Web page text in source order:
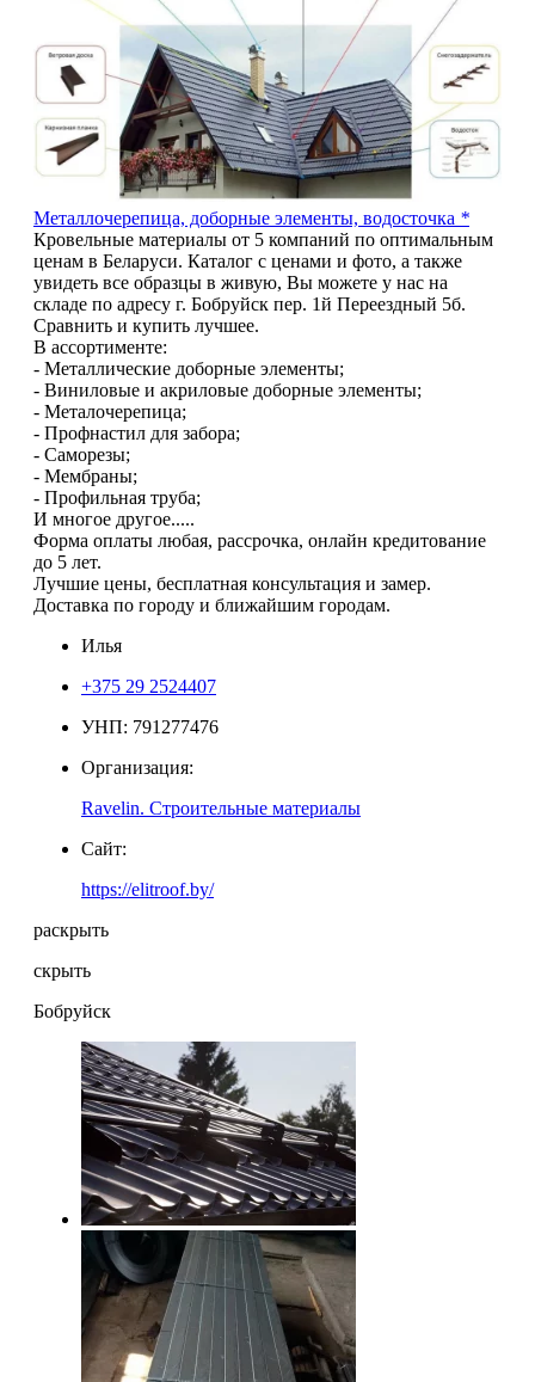
Металлочерепица, доборные элементы, водосточка *
Кровельные материалы от 5 компаний по оптимальным
ценам в Беларуси. Каталог с ценами и фото, а также
увидеть все образцы в живую, Вы можете у нас на
складе по адресу г. Бобруйск пер. 1й Переездный 5б.
Сравнить и купить лучшее.
В ассортименте:
- Металлические доборные элементы;
- Виниловые и акриловые доборные элементы;
- Металочерепица;
- Профнастил для забора;
- Саморезы;
- Мембраны;
- Профильная труба;
И многое другое.....
Форма оплаты любая, рассрочка, онлайн кредитование
до 5 лет.
Лучшие цены, бесплатная консультация и замер.
Доставка по городу и ближайшим городам.
Илья
+375 29 2524407
УНП: 791277476
Организация:
Ravelin. Строительные материалы
Сайт:
https://elitroof.by/
раскрыть
скрыть
Бобруйск